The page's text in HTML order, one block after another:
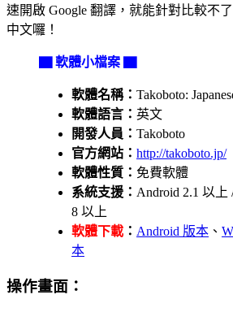
速開啟 Google 翻譯，就能針對比較不
中文囉！
▇ 軟體小檔案 ▇
軟體名稱： Takoboto:
軟體語言： 英文
開發人員： Takoboto
官方網站： http://takoboto.jp/
軟體性質： 免費軟體
系統支援： Android 2.1 以上
8 以上
軟體下載 ： Android 版本 、
本
操作畫面：